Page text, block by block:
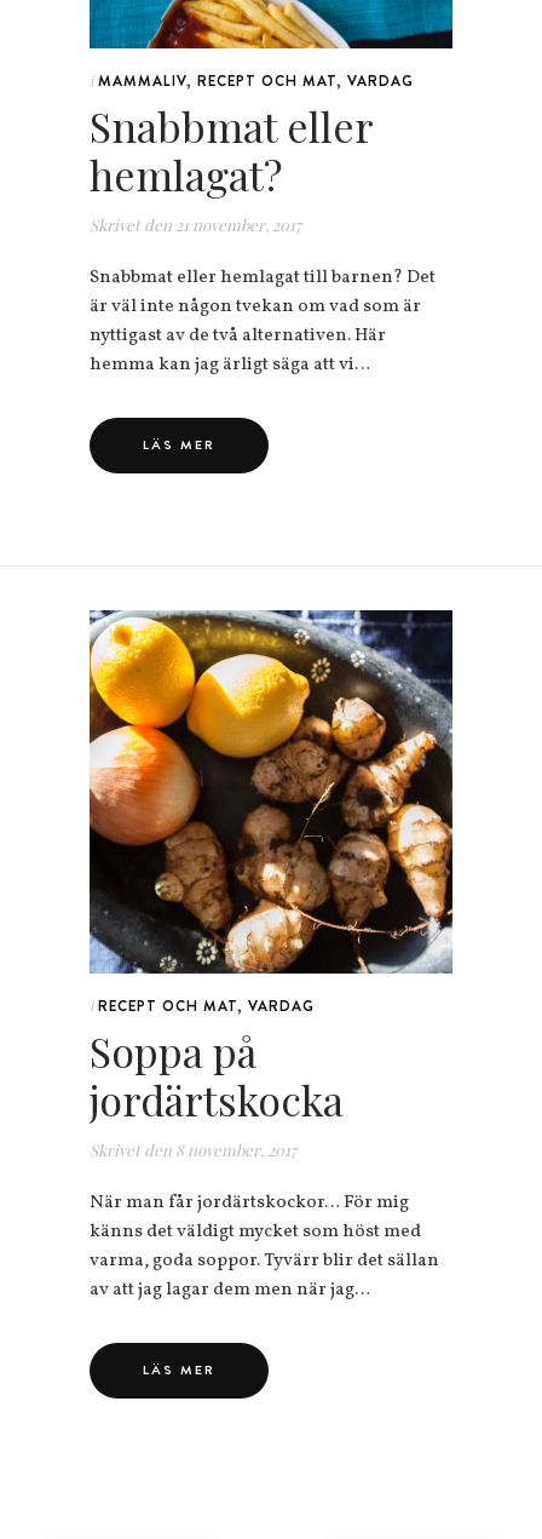
i MAMMALIV, RECEPT OCH MAT, VARDAG
Snabbmat eller
hemlagat?
Skrivet den 21 november, 2017
Snabbmat eller hemlagat till barnen? Det
är väl inte någon tvekan om vad som är
nyttigast av de två alternativen. Här
hemma kan jag ärligt säga att vi…
LÄS MER
i RECEPT OCH MAT, VARDAG
Soppa på
jordärtskocka
Skrivet den 8 november, 2017
När man får jordärtskockor… För mig
känns det väldigt mycket som höst med
varma, goda soppor. Tyvärr blir det sällan
av att jag lagar dem men när jag…
LÄS MER